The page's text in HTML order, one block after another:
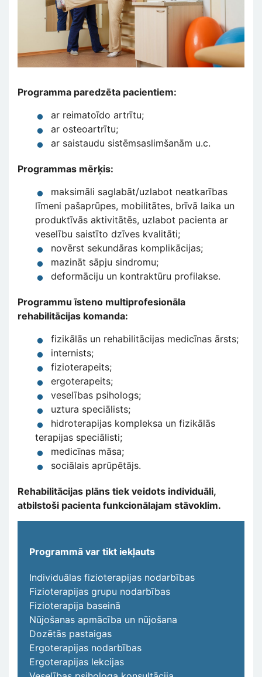
Programma paredzēta pacientiem:
ar reimatoīdo artrītu;
ar osteoartrītu;
ar saistaudu sistēmsaslimšanām u.c.
Programmas mērķis:
maksimāli saglabāt/uzlabot neatkarības
līmeni pašaprūpes, mobilitātes, brīvā laika un
produktīvās aktivitātēs, uzlabot pacienta ar
veselību saistīto dzīves kvalitāti;
novērst sekundāras komplikācijas;
mazināt sāpju sindromu;
deformāciju un kontraktūru profilakse.
Programmu īsteno multiprofesionāla
rehabilitācijas komanda:
fizikālās un rehabilitācijas medicīnas ārsts;
internists;
fizioterapeits;
ergoterapeits;
veselības psihologs;
uztura speciālists;
hidroterapijas kompleksa un fizikālās
terapijas speciālisti;
medicīnas māsa;
sociālais aprūpētājs.
Rehabilitācijas plāns tiek veidots individuāli,
atbilstoši pacienta funkcionālajam stāvoklim.
Programmā var tikt iekļauts
Individuālas fizioterapijas nodarbības
Fizioterapijas grupu nodarbības
Fizioterapija baseinā
Nūjošanas apmācība un nūjošana
Dozētās pastaigas
Ergoterapijas nodarbības
Ergoterapijas lekcijas